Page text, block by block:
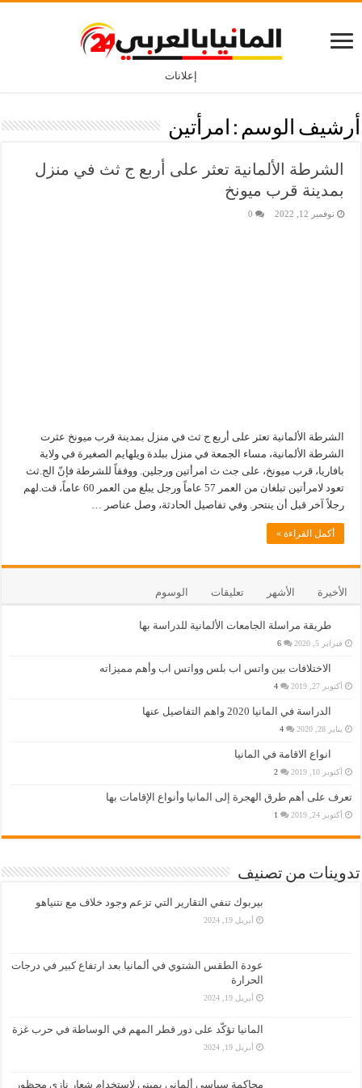
إعلانات
أرشيف الوسم : امرأتين
الشرطة الألمانية تعثر على أربع ج ثث في منزل
بمدينة قرب ميونخ
نوفمبر 12, 2022 0
الشرطة الألمانية تعثر على أربع ج ثث في منزل بمدينة قرب ميونخ عثرت
الشرطة الألمانية، مساء الجمعة في منزل ببلدة ويلهايم الصغيرة في ولاية
بافاريا، قرب ميونخ، على جث ث امرأتين ورجلين. ووفقاً للشرطة فإنّ الج.ثث
تعود لامرأتين تبلغان من العمر 57 عاماً ورجل يبلغ من العمر 60 عاماً، قت.لهم
رجلاً آخر قبل أن ينتحر. وفي تفاصيل الحادثة، وصل عناصر …
أكمل القراءة »
الأخيرة الأشهر تعليقات الوسوم
طريقة مراسلة الجامعات الألمانية للدراسة بها
فبراير 5, 2020 6
الاختلافات بين واتس اب بلس وواتس اب وأهم مميزاته
أكتوبر 27, 2019 4
الدراسة في المانيا 2020 واهم التفاصيل عنها
يناير 28, 2020 4
انواع الاقامة في المانيا
أكتوبر 10, 2019 2
تعرف على أهم طرق الهجرة إلى المانيا وأنواع الإقامات بها
أكتوبر 24, 2019 1
تدوينات من تصنيف
بيربوك تنفي التقارير التي تزعم وجود خلاف مع نتنياهو
أبريل 19, 2024
عودة الطقس الشتوي في ألمانيا بعد ارتفاع كبير في درجات
الحرارة
أبريل 19, 2024
المانيا تؤكّد على دور قطر المهم في الوساطة في حرب غزة
أبريل 19, 2024
محاكمة سياسي ألماني يميني لاستخدام شعار نازي محظور